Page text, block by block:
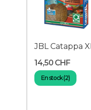
JBL Catappa
14,50 CHF
En stock (2)